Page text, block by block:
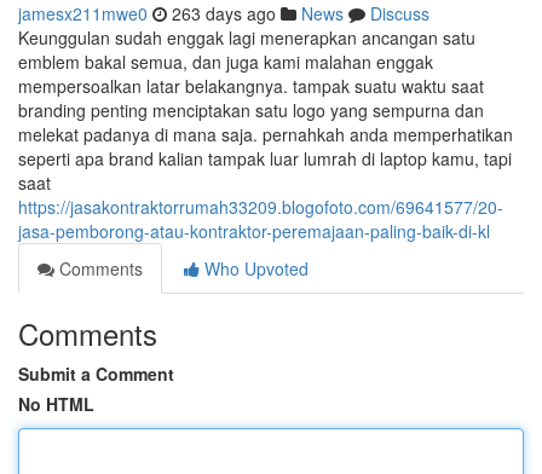
jamesx211mwe0 263 days ago News
Discuss
Keunggulan sudah enggak lagi menerapkan ancangan satu
emblem bakal semua, dan juga kami malahan enggak
mempersoalkan latar belakangnya. tampak suatu waktu saat
branding penting menciptakan satu logo yang sempurna dan
melekat padanya di mana saja. pernahkah anda memperhatikan
seperti apa brand kalian tampak luar lumrah di laptop kamu, tapi
saat
https://jasakontraktorrumah33209.blogofoto.com/69641577/20-
jasa-pemborong-atau-kontraktor-peremajaan-paling-baik-di-kl
Comments
Who Upvoted
Comments
Submit a Comment
No HTML